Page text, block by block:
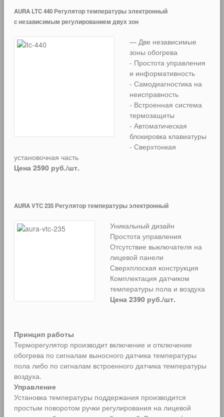
AURA LTC 440 Регулятор температуры электронный
c независимым регулированием двух зон
— Две независимые
зоны обогрева
- Простота управления
и информативность
- Самодиагностика на
неисправность
- Встроенная система
термозащиты
- Автоматическая
блокировка клавиатуры
- Сверхтонкая
установочная часть
Цена 2590 руб./шт.
AURA VTC 235 Регулятор температуры электронный
Уникальный дизайн
Простота управления
Отсутствие выключателя на
лицевой панели
Сверхплоская конструкция
Комплектация датчиком
температуры пола и воздуха
Цена 2390 руб./шт.
Принцип работы
Терморегулятор производит включение и отключение
обогрева по сигналам выносного датчика температуры
пола либо по сигналам встроенного датчика температуры
воздуха.
Управление
Установка температуры поддержания производится
простым поворотом ручки регулирования на лицевой